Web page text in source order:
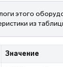
этого
из
Значение